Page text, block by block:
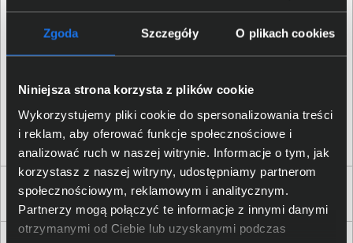
Zgoda Szczegóły O plikach cookies
Niniejsza strona korzysta z plików cookie
Wykorzystujemy pliki cookie do spersonalizowania treści
i reklam, aby oferować funkcje społecznościowe i
analizować ruch w naszej witrynie. Informacje o tym, jak
korzystasz z naszej witryny, udostępniamy partnerom
społecznościowym, reklamowym i analitycznym.
Partnerzy mogą połączyć te informacje z innymi danymi
otrzymanymi od Ciebie lub uzyskanymi podczas
Dane producenta
HP Inc.; 1501 Page Mill Road,
Palo Alto, CA 94304, United
States; Phone:+ 1 650-857-
1501
produkt
HP REG 23010; 08028
Barcelona, Spain; Email
contact:
Produkty podobne